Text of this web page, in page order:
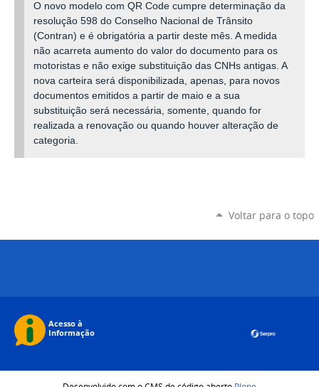
O novo modelo com QR Code cumpre determinação da
resolução 598 do Conselho Nacional de Trânsito
(Contran) e é obrigatória a partir deste mês. A medida
não acarreta aumento do valor do documento para os
motoristas e não exige substituição das CNHs antigas. A
nova carteira será disponibilizada, apenas, para novos
documentos emitidos a partir de maio e a sua
substituição será necessária, somente, quando for
realizada a renovação ou quando houver alteração de
categoria.
Voltar para o topo